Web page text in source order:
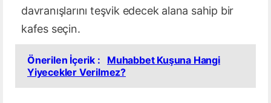
davranışlarını teşvik edecek alana sahip bir
kafes seçin.
Önerilen İçerik :
Muhabbet Kuşuna Hangi
Yiyecekler Verilmez?